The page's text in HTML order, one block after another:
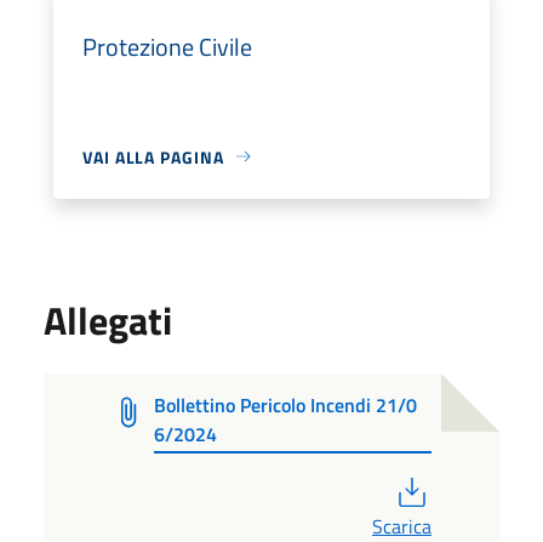
Protezione Civile
VAI ALLA PAGINA
Allegati
Bollettino Pericolo Incendi 21/0
6/2024
Scarica